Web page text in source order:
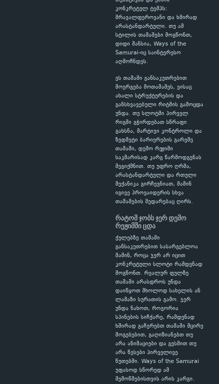
კონკრეტულ ტემპს:
მრავალფეროვანი და ხშირად
არასტანდარტული. თუ ამ
სტილის თამაშები მოგწონთ,
დიდი შანსია, Ways of the
Samurai-იც საინტერესო
აღმოჩნდეს.
ეს თამაში განსაკუთრებით
მოერგება მოთამაშეს, ვისაც
ახალი სტრუქტურების და
განსხვავებული რიტმის გამოცდა
უნდა. თუ სლოტში პირველ
რიგში გჭირდებათ სწრაფი
გახსნა, მარტივი კონტროლი და
ზედმეტი ბარიერების გარეშე
თამაში, დემო რეჟიმი
საკმარისად კარგ წარმოდგენას
შეგიქმნით. თუ უფრო ღრმა,
არასტანდარტული და რთული
მექანიკა გირჩევნიათ, მაშინ
იგივე პროვაიდერის სხვა
თამაშების შედარებაც ღირს.
რატომ ჯობს ჯერ დემო
რეჟიმში ცდა
ქულებზე თამაში
განსაკუთრებით სასარგებლოა
მაშინ, როცა ჯერ არ იცით
კონკრეტული სლოტი რამდენად
მოგწონთ. რეალურ ფულზე
თამაში არასდროს უნდა
დაიწყოთ მხოლოდ სახელის ან
ლამაზი სურათის გამო. ჯერ
უნდა ნახოთ, როგორია
სპინების სიჩქარე, რამდენად
ხშირად გაჩერებთ თამაში მცირე
მოგებებით, გაღიზიანებთ თუ
არა ანიმაციები და გესმით თუ
არა წესები პირველივე
წუთებში. Ways of the Samurai
უფასოდ სწორედ ამ
შემოწმებისთვის არის კარგი.